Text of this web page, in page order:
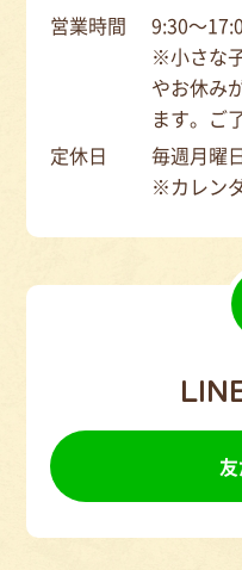
営業時間
9:30～
※小さな
やお休み
ます。ご
定休日
毎週月曜
※カレン